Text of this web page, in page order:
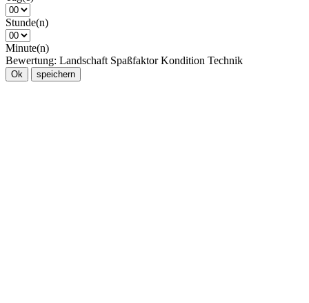
Stunde(n)
Minute(n)
Bewertung: Landschaft Spaßfaktor Kondition Technik
Ok speichern